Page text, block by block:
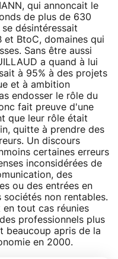
qui annoncait le
de plus de 630
désintéressait
et BtoC, domaines qui
Sans être aussi
a quand à lui
à 95% à des projets
et à ambition
endosser le rôle du
fait preuve d'une
que leur rôle était
quitte à prendre des
Un discours
certaines erreurs
inconsidérées de
des
ou des entrées en
non rentables.
tout cas réunies
professionnels plus
beaucoup apris de la
en 2000.